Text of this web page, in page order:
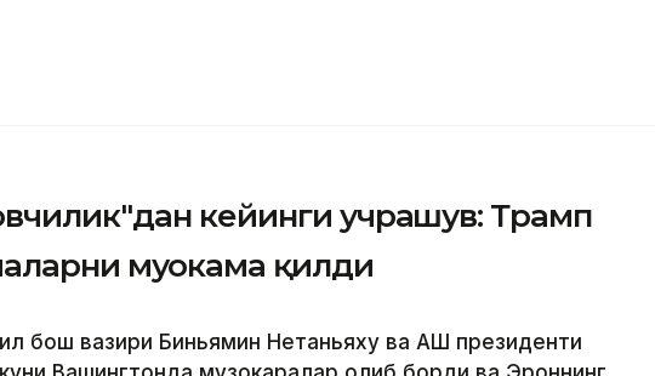
кейинги учрашув: Трамп
муҳокама қилди
бош вазири Биньямин Нетаньяху ва АҚШ президенти